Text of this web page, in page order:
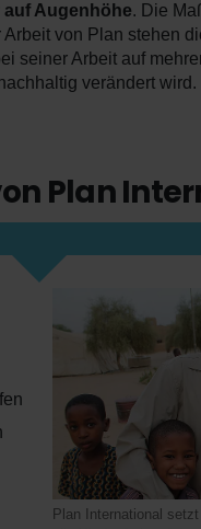
auf Augenhöhe. Die
von Plan stehen
seiner Arbeit auf
verändert wird.
Plan
Plan International